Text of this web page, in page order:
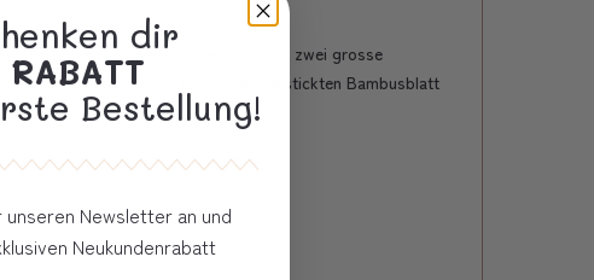
und Bambusrohre simulieren. Es hat zwei grosse
Polyfill und verziert mit einem gestickten Bambusblatt
dir
Bestellung!
Newsletter an und
Neukundenrabatt